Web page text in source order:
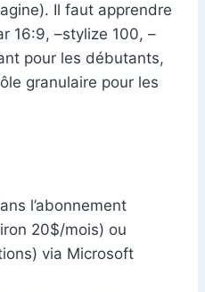
Il faut apprendre
16:9, –stylize 100, –
pour les débutants,
granulaire pour les
l’abonnement
20$/mois) ou
via Microsoft